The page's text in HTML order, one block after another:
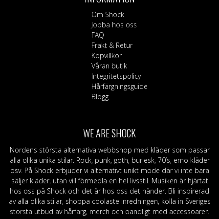
olika
alternativen
väljas
produktsidan
Om Shock
Jobba hos oss
FAQ
Frakt & Retur
Köpvillkor
Våran butik
Integritetspolicy
Hårfärgningsguide
Blogg
WE ARE SHOCK
Nordens största alternativa webbshop med kläder som passar
alla olika unika stilar. Rock, punk, goth, burlesk, 70’s, emo kläder
osv. På Shock erbjuder vi alternativt unikt mode där vi inte bara
säljer kläder, utan vill förmedla en hel livsstil. Musiken är hjärtat
hos oss på Shock och det är hos oss det händer. Bli inspirerad
av alla olika stilar, shoppa coolaste inredningen, kolla in Sveriges
största utbud av hårfärg, merch och oändligt med accessoarer.